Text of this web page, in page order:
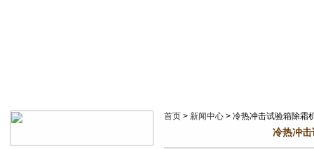
首页 > 新闻中心 > 冷热冲击试验箱除霜
冷热冲